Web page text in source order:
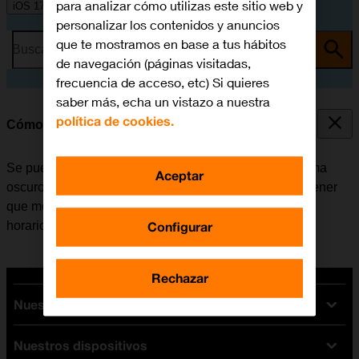
iOS 17
Busca por problema o tema
Cómo utilizar la función de Modo Oscuro
Se puede configurar el móvil para que cambie a un tema
oscuro y así poder utilizarlo en un entorno oscuro sin tener
que molestar a los demás. Además es posible crear un
horario de cambio de tema en momentos diferentes.
Nuestras tarifas
Tarifas Orange
Nuestros dispositivos
para analizar cómo utilizas este sitio web y
personalizar los contenidos y anuncios
que te mostramos en base a tus hábitos
de navegación (páginas visitadas,
frecuencia de acceso, etc) Si quieres
saber más, echa un vistazo a nuestra
política de cookies.
Configurar
Rechazar
Aceptar